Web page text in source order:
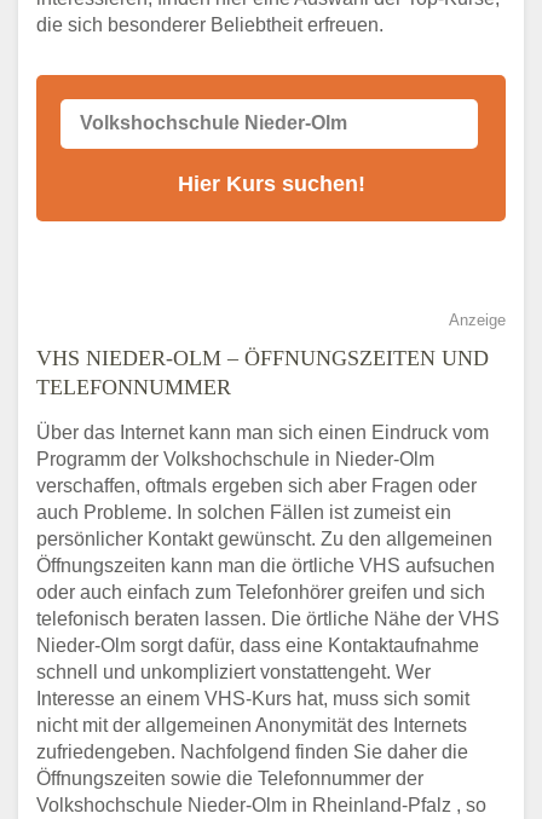
Nieder-Olm
Alternativen zum VHS Programm 2026 in
die sich besonderer Beliebtheit erfreuen.
Anzeige
VHS NIEDER-OLM – ÖFFNUNGSZEITEN UND
TELEFONNUMMER
Über das Internet kann man sich einen Eindruck vom
Programm der Volkshochschule in Nieder-Olm
verschaffen, oftmals ergeben sich aber Fragen oder
auch Probleme. In solchen Fällen ist zumeist ein
persönlicher Kontakt gewünscht. Zu den allgemeinen
Öffnungszeiten kann man die örtliche VHS aufsuchen
oder auch einfach zum Telefonhörer greifen und sich
telefonisch beraten lassen. Die örtliche Nähe der VHS
Nieder-Olm sorgt dafür, dass eine Kontaktaufnahme
schnell und unkompliziert vonstattengeht. Wer
Interesse an einem VHS-Kurs hat, muss sich somit
nicht mit der allgemeinen Anonymität des Internets
zufriedengeben. Nachfolgend finden Sie daher die
Öffnungszeiten sowie die Telefonnummer der
Volkshochschule Nieder-Olm in Rheinland-Pfalz , so